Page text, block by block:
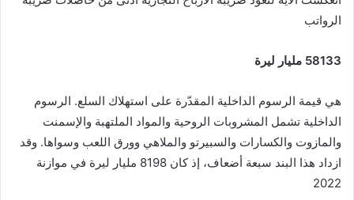
الرواتب
58133 مليار ليرة
هي قيمة الرسوم الداخلية المقدّرة على استهلاك السلع. الرسوم
الداخلية تشمل المشروبات الروحية والمواد الملتهبة والإسمنت
والمازوت والكسارات والسبيرتو والملاهي وورق اللعب وسواها. وقد
ازداد هذا البند سبعة أضعاف، إذ كان 8198 مليار ليرة في موازنة
2022